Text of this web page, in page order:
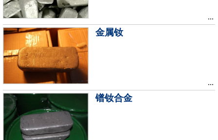
...
金属钕
...
镨钕合金